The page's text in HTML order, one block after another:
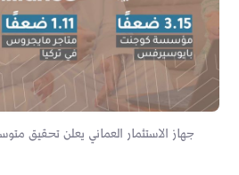
جهاز الاستثمار العماني يعلن تحقيق متوسط